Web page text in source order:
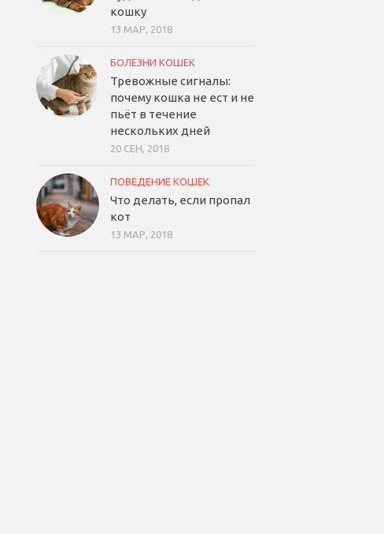
кошку
13 МАР, 2018
БОЛЕЗНИ КОШЕК
Тревожные сигналы:
почему кошка не ест и не
пьёт в течение
нескольких дней
20 СЕН, 2018
ПОВЕДЕНИЕ КОШЕК
Что делать, если пропал
кот
13 МАР, 2018